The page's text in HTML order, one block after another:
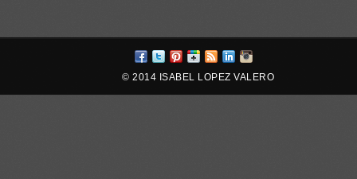
© 2014 ISABEL LOPEZ VALERO